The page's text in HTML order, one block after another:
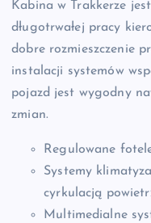
Kabina w Trakkerze
długotrwałej pracy
dobre rozmieszczenie
instalacji systemów
pojazd jest wygodny
zmian.
Regulowane
Systemy
cyrkulacją
Multimedialne